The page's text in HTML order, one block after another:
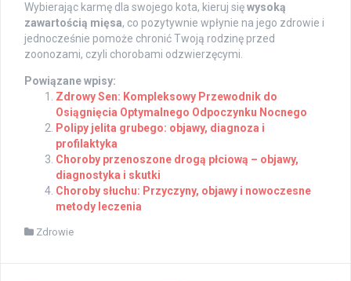
Wybierając karmę dla swojego kota, kieruj sięwysoką
zawartością mięsa, co pozytywnie wpłynie na jego zdrowie i
jednocześnie pomoże chronić Twoją rodzinę przed
zoonozami, czyli chorobami odzwierzęcymi.
Powiązane wpisy:
Zdrowy Sen: Kompleksowy Przewodnik do
Osiągnięcia Optymalnego Odpoczynku Nocnego
Polipy jelita grubego: objawy, diagnoza i
profilaktyka
Choroby przenoszone drogą płciową – objawy,
diagnostyka i skutki
Choroby słuchu: Przyczyny, objawy i nowoczesne
metody leczenia
Zdrowie